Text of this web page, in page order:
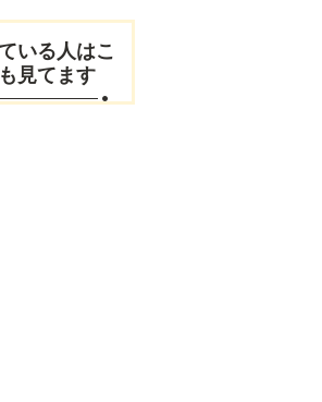
いる人はこ
見てます